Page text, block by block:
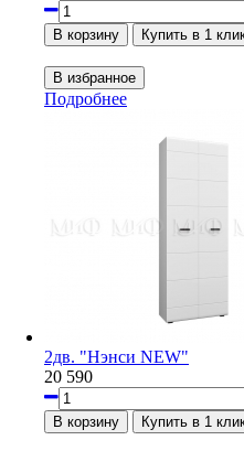
Подробнее
2дв. "Нэнси NEW"
20 590